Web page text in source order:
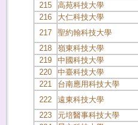
215
高苑科技大學
216
大仁科技大學
217
聖約翰科技大學
218
嶺東科技大學
219
中國科技大學
220
中臺科技大學
221
台南應用科技大學
222
遠東科技大學
223
元培醫事科技大學